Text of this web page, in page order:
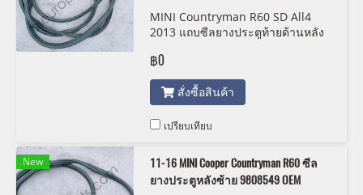
388
MINI Countryman R60 SD All4
2013 แถบซีลยางประตูท้ายด้านหลัง
฿0
สั่งซื้อสินค้า
เปรียบเทียบ
New
11-16 MINI Cooper Countryman R60 ซีล
ยางประตูหลังซ้าย 9808549 OEM